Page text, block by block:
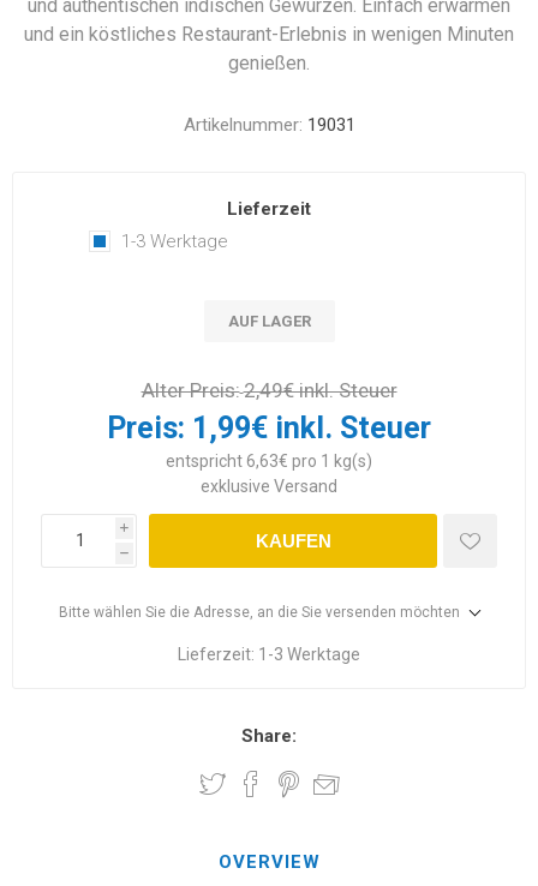
und authentischen indischen Gewürzen. Einfach erwärmen
und ein köstliches Restaurant-Erlebnis in wenigen Minuten
genießen.
Artikelnummer: 19031
Lieferzeit
1-3 Werktage
AUF LAGER
Alter Preis:2,49€ inkl. Steuer
Preis: 1,99€ inkl. Steuer
entspricht 6,63€ pro 1 kg(s)
exklusive Versand
i
h
KAUFEN
Bitte wählen Sie die Adresse, an die Sie versenden möchten
Lieferzeit: 1-3 Werktage
Share:
OVERVIEW